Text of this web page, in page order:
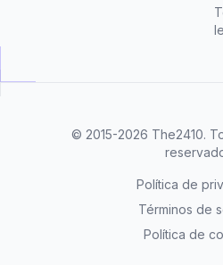
© 2015-2026 The2410.
Política de
Términos de
Política de